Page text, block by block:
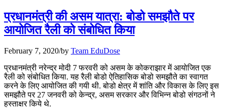
📝 डेली करेंट अफेयर्स: 25-27 जुलाई 2026
📝 डेली करेंट अफेयर्स: 22-24 जुलाई 2026
July 22, 2026
📝 डेली करेंट अफेयर्स: 19-21 जुलाई 2026
प्रधानमंत्री की असम यात्रा: बोडो समझौते पर
आयोजित रैली को संबोधित किया
February 7, 2020/by Team EduDose
प्रधानमंत्री नरेन्‍द्र मोदी 7 फरवरी को असम के कोकराझार में आयोजित एक
रैली को संबोधित किया. यह रैली बोडो ऐतिहासिक बोडो समझौते का स्‍वागत
करने के लिए आयोजित की गयी थी. बोडो क्षेत्र में शांति और विकास के लिए इस
समझौते पर 27 जनवरी को केन्‍द्र, असम सरकार और विभिन्‍न बोडो संगठनों ने
हस्‍ताक्षर किये थे.